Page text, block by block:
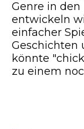
Genre in
entwickeln
einfacher
Geschichten
könnte
zu einem